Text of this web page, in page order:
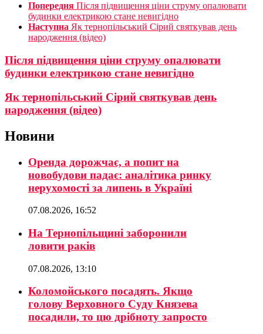
Попередня Після підвищення ціни струму опалювати
будинки електрикою стане невигідно
Наступна Як тернопільський Сірий святкував день
народження (відео)
Після підвищення ціни струму опалювати
будинки електрикою стане невигідно
Як тернопільський Сірий святкував день
народження (відео)
Новини
Оренда дорожчає, а попит на
новобудови падає: аналітика ринку
нерухомості за липень в Україні
07.08.2026, 16:52
На Тернопільщині заборонили
ловити раків
07.08.2026, 13:10
Коломойського посадять. Якщо
голову Верховного Суду Князева
посадили, то цю дрібноту запросто